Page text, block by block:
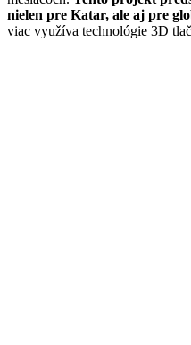
nielen pre Katar, ale aj pre
viac využíva technológie 3D